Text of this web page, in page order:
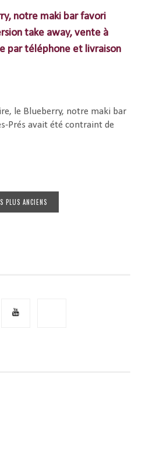
notre maki bar favori
take away, vente à
par téléphone et livraison
le Blueberry, notre maki bar
Prés avait été contraint de
PLUS ANCIENS